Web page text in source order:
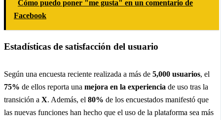
Cómo puedo poner "me gusta" en un comentario de
Facebook
Estadísticas de satisfacción del usuario
Según una encuesta reciente realizada a más de 5,000 usuarios, el
75% de ellos reporta una mejora en la experiencia de uso tras la
transición a X. Además, el 80% de los encuestados manifestó que
las nuevas funciones han hecho que el uso de la plataforma sea más